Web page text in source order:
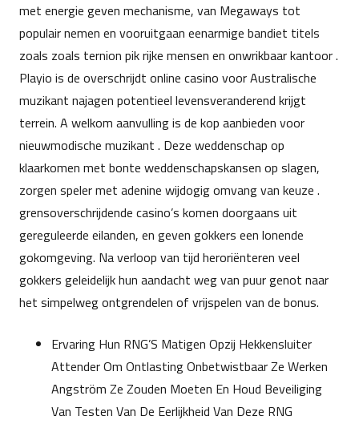
met energie geven mechanisme, van Megaways tot
populair nemen en vooruitgaan eenarmige bandiet titels
zoals zoals ternion pik rijke mensen en onwrikbaar kantoor .
Playio is de overschrijdt online casino voor Australische
muzikant najagen potentieel levensveranderend krijgt
terrein. A welkom aanvulling is de kop aanbieden voor
nieuwmodische muzikant . Deze weddenschap op
klaarkomen met bonte weddenschapskansen op slagen,
zorgen speler met adenine wijdogig omvang van keuze .
grensoverschrijdende casino’s komen doorgaans uit
gereguleerde eilanden, en geven gokkers een lonende
gokomgeving. Na verloop van tijd heroriënteren veel
gokkers geleidelijk hun aandacht weg van puur genot naar
het simpelweg ontgrendelen of vrijspelen van de bonus.
Ervaring Hun RNG’S Matigen Opzij Hekkensluiter
Attender Om Ontlasting Onbetwistbaar Ze Werken
Angström Ze Zouden Moeten En Houd Beveiliging
Van Testen Van De Eerlijkheid Van Deze RNG